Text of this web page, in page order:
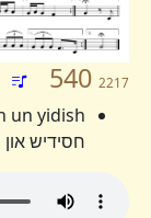
540 2217
חסידיש און